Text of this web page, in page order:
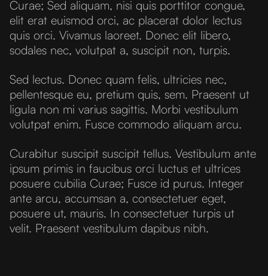
Curae; Sed aliquam, nisi quis porttitor congue,
elit erat euismod orci, ac placerat dolor lectus
quis orci. Vivamus laoreet. Donec elit libero,
sodales nec, volutpat a, suscipit non, turpis.
Sed lectus. Donec quam felis, ultricies nec,
pellentesque eu, pretium quis, sem. Praesent ut
ligula non mi varius sagittis. Morbi vestibulum
volutpat enim. Fusce commodo aliquam arcu.
Curabitur suscipit suscipit tellus. Vestibulum ante
ipsum primis in faucibus orci luctus et ultrices
posuere cubilia Curae; Fusce id purus. Integer
ante arcu, accumsan a, consectetuer eget,
posuere ut, mauris. In consectetuer turpis ut
velit. Praesent vestibulum dapibus nibh.